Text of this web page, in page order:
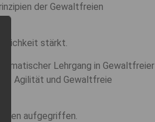
der Gewaltfreien
stärkt.
Lehrgang in Gewaltfreier
– Agilität und Gewaltfreie
aufgegriffen.